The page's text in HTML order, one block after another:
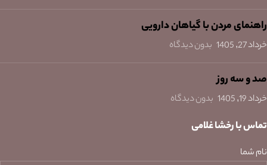
راهنمای مردن با گیاهان دارویی
خرداد 27, 1405 بدون دیدگاه
صد و سه روز
خرداد 19, 1405 بدون دیدگاه
تماس با رخشا غلامی
نام شما